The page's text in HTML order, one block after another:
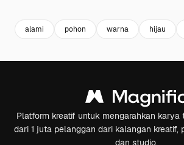
alami pohon warna hijau
Platform kreatif untuk mengarahkan karya
dari 1 juta pelanggan dari kalangan kreatif,
dan studio.